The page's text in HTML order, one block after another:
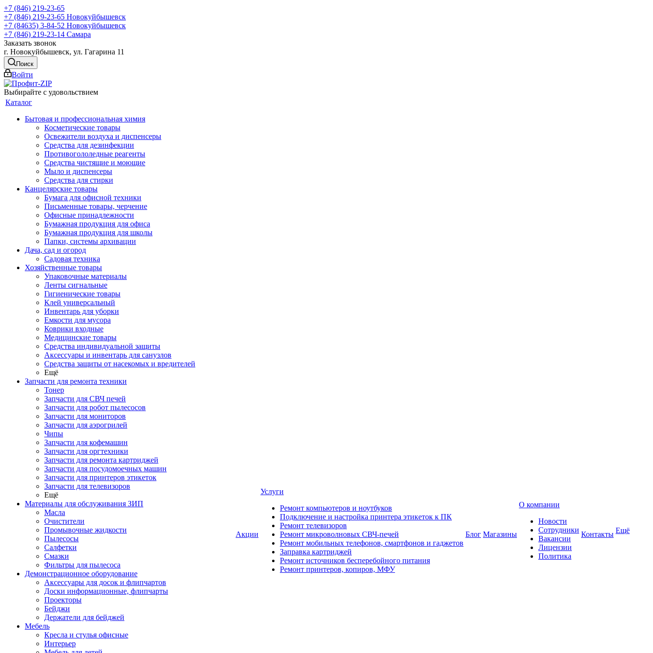
+7 (846) 219-23-65
+7 (846) 219-23-65 Новокуйбышевск
+7 (84635) 3-84-52 Новокуйбышевск
+7 (846) 219-23-14 Самара
Заказать звонок
г. Новокуйбышевск, ул. Гагарина 11
Поиск
Войти
Выбирайте с удовольствием
Каталог
Бытовая и профессиональная химия
Косметические товары
Освежители воздуха и диспенсеры
Средства для дезинфекции
Противогололедные реагенты
Средства чистящие и моющие
Мыло и диспенсеры
Средства для стирки
Канцелярские товары
Бумага для офисной техники
Письменные товары, черчение
Офисные принадлежности
Бумажная продукция для офиса
Бумажная продукция для школы
Папки, системы архивации
Дача, сад и огород
Садовая техника
Хозяйственные товары
Упаковочные материалы
Ленты сигнальные
Гигиенические товары
Клей универсальный
Инвентарь для уборки
Емкости для мусора
Коврики входные
Медицинские товары
Средства индивидуальной защиты
Аксессуары и инвентарь для санузлов
Средства защиты от насекомых и вредителей
Ещё
Запчасти для ремонта техники
Тонер
Запчасти для СВЧ печей
Запчасти для робот пылесосов
Запчасти для мониторов
Запчасти для аэрогрилей
Чипы
Запчасти для кофемашин
Запчасти для оргтехники
Запчасти для ремонта картриджей
Запчасти для посудомоечных машин
Запчасти для принтеров этикеток
Запчасти для телевизоров
Ещё
Материалы для обслуживания ЗИП
Масла
Очистители
Промывочные жидкости
Пылесосы
Салфетки
Смазки
Фильтры для пылесоса
Демонстрационное оборудование
Аксессуары для досок и флипчартов
Доски информационные, флипчарты
Проекторы
Бейджи
Держатели для бейджей
Мебель
Кресла и стулья офисные
Интерьер
Акции
Услуги
Ремонт компьютеров и ноутбуков
Подключение и настройка принтера этикеток к ПК
Ремонт телевизоров
Ремонт микроволновых СВЧ-печей
Ремонт мобильных телефонов, смартфонов и гаджетов
Заправка картриджей
Ремонт источников бесперебойного питания
Ремонт принтеров, копиров, МФУ
Блог Магазины
О компании
Новости
Сотрудники
Вакансии
Лицензии
Политика
Контакты Ещё